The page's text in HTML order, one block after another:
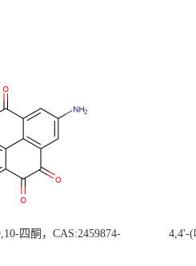
四酮，CAS:2459874-
4,4'-(